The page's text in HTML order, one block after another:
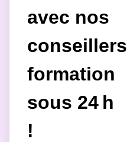
avec nos
conseillers
formation
sous 24 h
!